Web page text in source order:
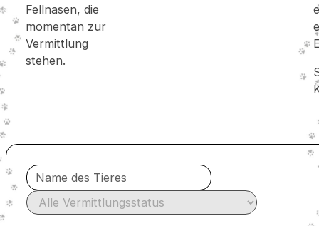
Fellnasen, die
momentan zur
Vermittlung
stehen.